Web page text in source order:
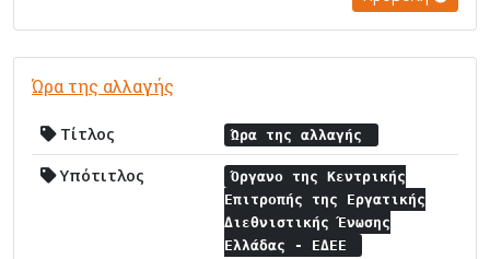
Ώρα της αλλαγής
Τίτλος Ώρα της αλλαγής
Υπότιτλος
Όργανο της Κεντρικής
Επιτροπής της Εργατικής
Διεθνιστικής Ένωσης
Ελλάδας - ΕΔΕΕ